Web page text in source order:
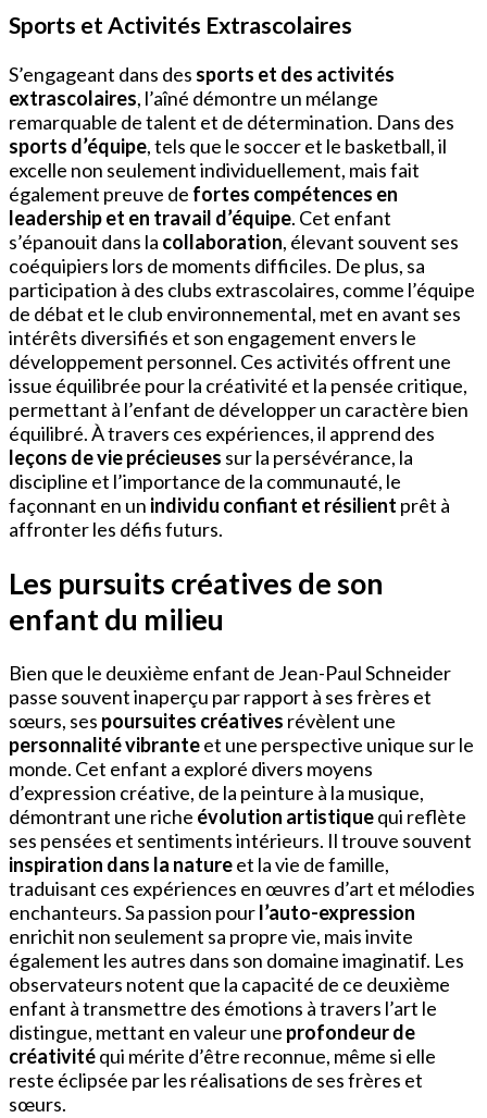
Sports et Activités Extrascolaires
S’engageant dans des sports et des activités
extrascolaires, l’aîné démontre un mélange
remarquable de talent et de détermination. Dans des
sports d’équipe, tels que le soccer et le basketball, il
excelle non seulement individuellement, mais fait
également preuve de fortes compétences en
leadership et en travail d’équipe. Cet enfant
s’épanouit dans la collaboration, élevant souvent ses
coéquipiers lors de moments difficiles. De plus, sa
participation à des clubs extrascolaires, comme l’équipe
de débat et le club environnemental, met en avant ses
intérêts diversifiés et son engagement envers le
développement personnel. Ces activités offrent une
issue équilibrée pour la créativité et la pensée critique,
permettant à l’enfant de développer un caractère bien
équilibré. À travers ces expériences, il apprend des
leçons de vie précieuses sur la persévérance, la
discipline et l’importance de la communauté, le
façonnant en un individu confiant et résilient prêt à
affronter les défis futurs.
Les pursuits créatives de son
enfant du milieu
Bien que le deuxième enfant de Jean-Paul Schneider
passe souvent inaperçu par rapport à ses frères et
sœurs, ses poursuites créatives révèlent une
personnalité vibranteet une perspective unique sur le
monde. Cet enfant a exploré divers moyens
d’expression créative, de la peinture à la musique,
démontrant une riche évolution artistiquequi reflète
ses pensées et sentiments intérieurs. Il trouve souvent
inspiration dans la natureet la vie de famille,
traduisant ces expériences en œuvres d’art et mélodies
enchanteurs. Sa passion pourl’auto-expression
enrichit non seulement sa propre vie, mais invite
également les autres dans son domaine imaginatif. Les
observateurs notent que la capacité de ce deuxième
enfant à transmettre des émotions à travers l’art le
distingue, mettant en valeur une profondeur de
créativitéqui mérite d’être reconnue, même si elle
reste éclipsée par les réalisations de ses frères et
sœurs.